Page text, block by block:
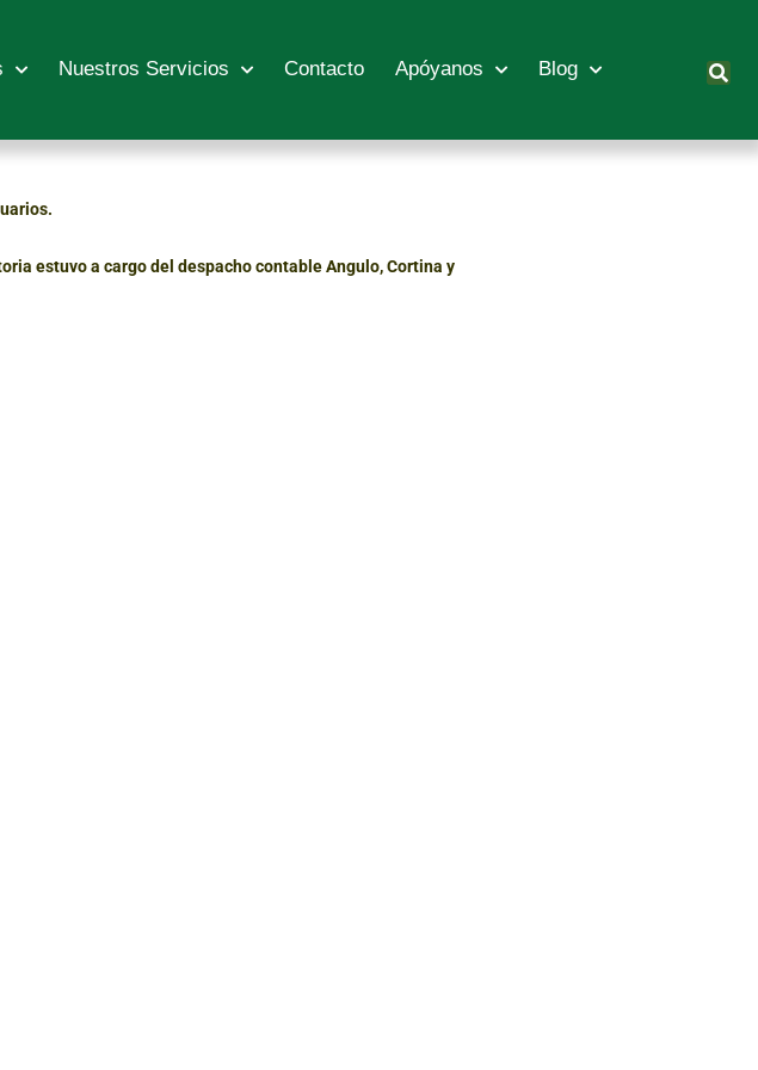
Nuestros Servicios Contacto Apóyanos Blog
estuvo a cargo del despacho contable Angulo, Cortina y